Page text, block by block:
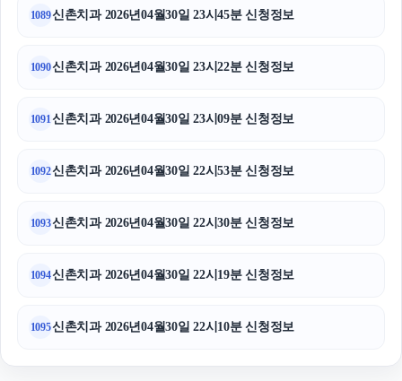
1089신촌치과 2026년04월30일 23시45분 신청정보
1090신촌치과 2026년04월30일 23시22분 신청정보
1091신촌치과 2026년04월30일 23시09분 신청정보
1092신촌치과 2026년04월30일 22시53분 신청정보
1093신촌치과 2026년04월30일 22시30분 신청정보
1094신촌치과 2026년04월30일 22시19분 신청정보
1095신촌치과 2026년04월30일 22시10분 신청정보